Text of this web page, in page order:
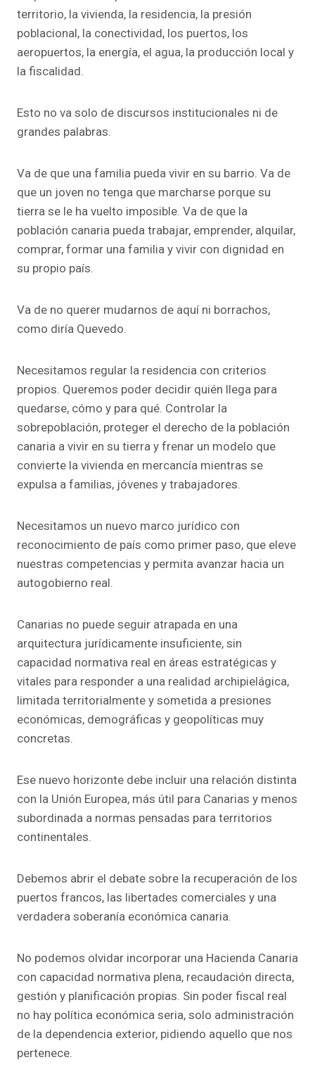
territorio, la vivienda, la residencia, la presión
poblacional, la conectividad, los puertos, los
aeropuertos, la energía, el agua, la producción local y
la fiscalidad.
Esto no va solo de discursos institucionales ni de
grandes palabras.
Va de que una familia pueda vivir en su barrio. Va de
que un joven no tenga que marcharse porque su
tierra se le ha vuelto imposible. Va de que la
población canaria pueda trabajar, emprender, alquilar,
comprar, formar una familia y vivir con dignidad en
su propio país.
Va de no querer mudarnos de aquí ni borrachos,
como diría Quevedo.
Necesitamos regular la residencia con criterios
propios. Queremos poder decidir quién llega para
quedarse, cómo y para qué. Controlar la
sobrepoblación, proteger el derecho de la población
canaria a vivir en su tierra y frenar un modelo que
convierte la vivienda en mercancía mientras se
expulsa a familias, jóvenes y trabajadores.
Necesitamos un nuevo marco jurídico con
reconocimiento de país como primer paso, que eleve
nuestras competencias y permita avanzar hacia un
autogobierno real.
Canarias no puede seguir atrapada en una
arquitectura jurídicamente insuficiente, sin
capacidad normativa real en áreas estratégicas y
vitales para responder a una realidad archipielágica,
limitada territorialmente y sometida a presiones
económicas, demográficas y geopolíticas muy
concretas.
Ese nuevo horizonte debe incluir una relación distinta
con la Unión Europea, más útil para Canarias y menos
subordinada a normas pensadas para territorios
continentales.
Debemos abrir el debate sobre la recuperación de los
puertos francos, las libertades comerciales y una
verdadera soberanía económica canaria.
No podemos olvidar incorporar una Hacienda Canaria
con capacidad normativa plena, recaudación directa,
gestión y planificación propias. Sin poder fiscal real
no hay política económica seria, solo administración
de la dependencia exterior, pidiendo aquello que nos
pertenece.